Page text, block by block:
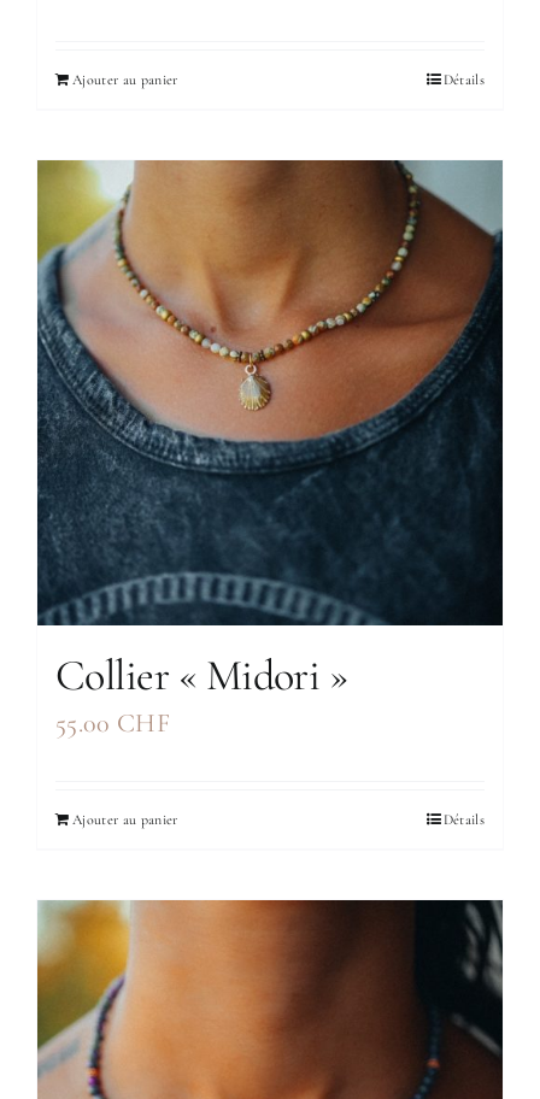
Ajouter au panier Détails
Collier « Midori »
55.00 CHF
Ajouter au panier Détails